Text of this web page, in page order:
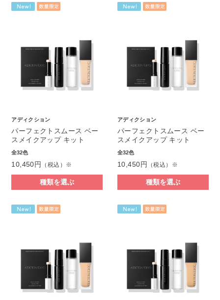
アディクション
パーフェクトスムース ベー
スメイクアップ キット
全32色
10,450円 （税込）※
種類を選ぶ
アディクション
パーフェクトスムース ベー
スメイクアップ キット
全32色
10,450円 （税込）※
種類を選ぶ